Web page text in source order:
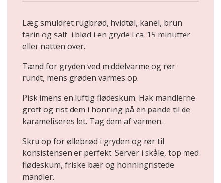
Læg smuldret rugbrød, hvidtøl, kanel, brun
farin og salt i blød i en gryde i ca. 15 minutter
eller natten over.
Tænd for gryden ved middelvarme og rør
rundt, mens grøden varmes op.
Pisk imens en luftig flødeskum. Hak mandlerne
groft og rist dem i honning på en pande til de
karameliseres let. Tag dem af varmen.
Skru op for øllebrød i gryden og rør til
konsistensen er perfekt. Server i skåle, top med
flødeskum, friske bær og honningristede
mandler.